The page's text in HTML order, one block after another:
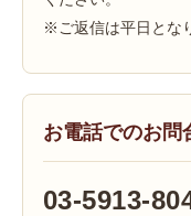
※ご返信は平日とな
お電話でのお問
03-5913-